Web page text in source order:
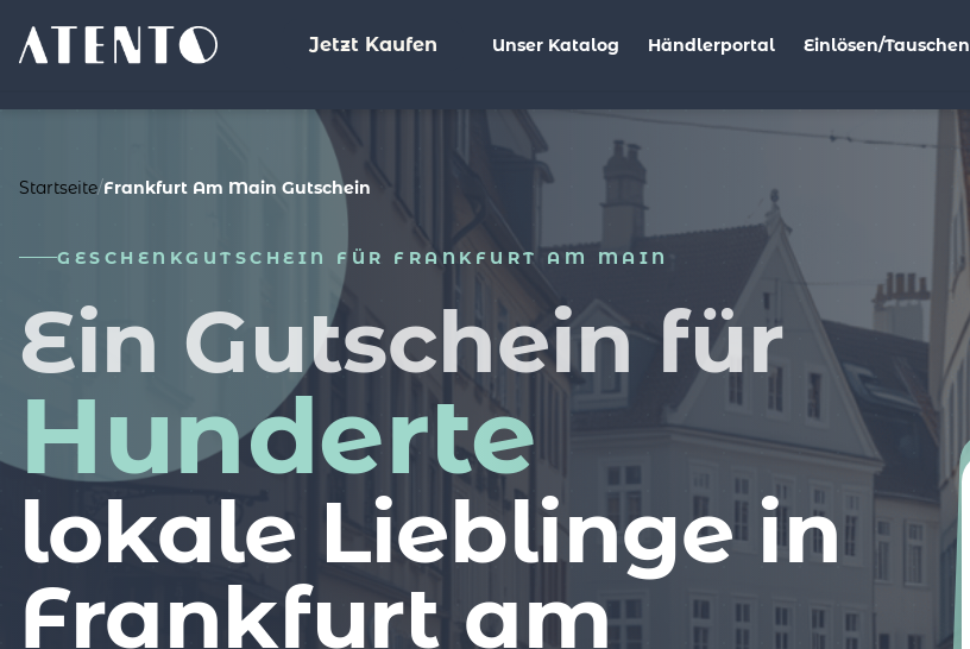
Jetzt Kaufen Unser Katalog Händlerportal Einlösen/Tauschen
Startseite/Frankfurt Am Main Gutschein
GESCHENKGUTSCHEIN FÜR FRANKFURT AM MAIN
Ein Gutschein für
Hunderte
lokale Lieblinge in
Frankfurt am